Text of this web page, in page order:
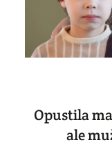
Opustila
ale